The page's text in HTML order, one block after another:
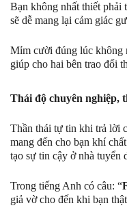
Bạn không nhất thiết
sẽ dễ mang lại cảm giác
Mỉm cười đúng lúc không
giúp cho hai bên trao đổi
Thái độ chuyên nghiệp,
Thần thái tự tin khi trả lời
mang đến cho bạn khí
tạo sự tin cậy ở nhà tuyển
Trong tiếng Anh có câu: “
giả vờ cho đến khi bạn